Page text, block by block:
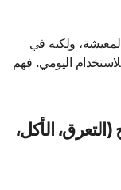
ولكنه في
اليومي. فهم
الأكل،